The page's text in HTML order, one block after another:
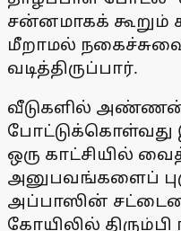
சன்னமாகக் கூறும்
மீறாமல் நகைச்சுவை
வடித்திருப்பார்.
வீடுகளில் அண்ணன்
போட்டுக்கொள்வது
ஒரு காட்சியில்
அனுபவங்களைப்
அப்பாஸின்
கோயிலில்